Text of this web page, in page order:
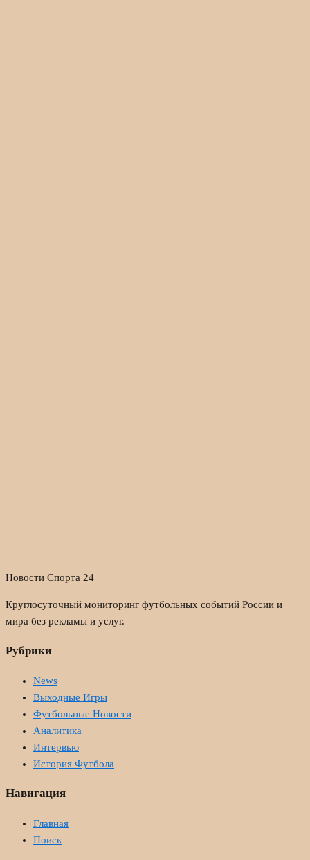
Новости Спорта 24
Круглосуточный мониторинг футбольных событий России и
мира без рекламы и услуг.
Рубрики
News
Выходные Игры
Футбольные Новости
Аналитика
Интервью
История Футбола
Навигация
Главная
Поиск